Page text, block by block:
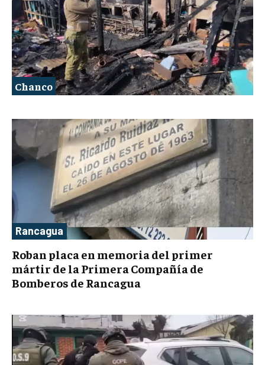
Chanco
Rancagua
Roban placa en memoria del primer
mártir de la Primera Compañía de
Bomberos de Rancagua